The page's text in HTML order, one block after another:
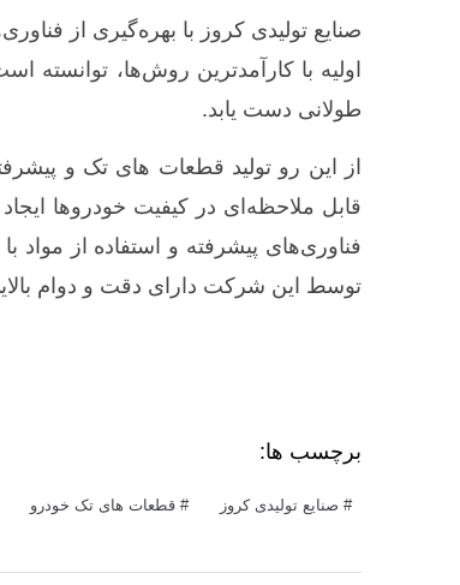
صنایع تولیدی کروز با بهره‌گیری از
اولیه با کارآمدترین روش‌ها، توانسته
طولانی دست یابد.
از این رو تولید قطعات های تک و
قابل ملاحظه‌ای در کیفیت خودروها
فناوری‌های پیشرفته و استفاده از مواد
توسط این شرکت دارای دقت و دوام
برچسب ها:
صنایع تولیدی کروز قطعات های تک خودرو